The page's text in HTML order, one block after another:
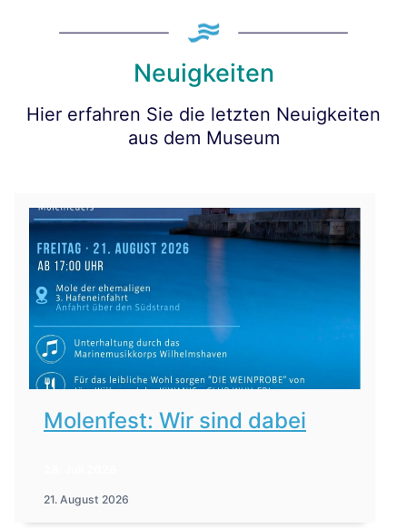
Neuigkeiten
Hier erfahren Sie die letzten Neuigkeiten
aus dem Museum
Molenfest: Wir sind dabei
21. August 2026